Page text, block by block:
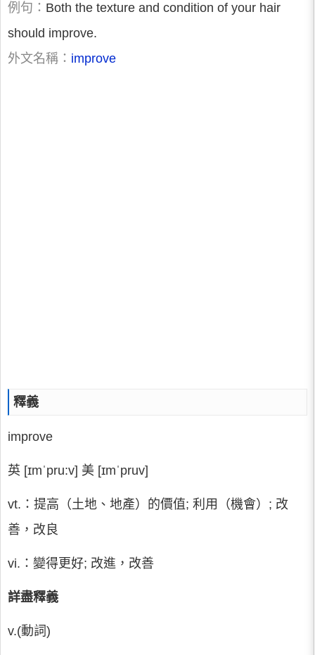
例句： Both the texture and condition of your hair
should improve.
外文名稱： improve
釋義
improve
英 [ɪmˈpru:v] 美 [ɪmˈpruv]
vt.：提高（土地、地產）的價值; 利用（機會）; 改
善，改良
vi.：變得更好; 改進，改善
詳盡釋義
v.(動詞)